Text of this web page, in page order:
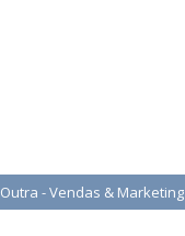
Outra - Vendas & Marketing